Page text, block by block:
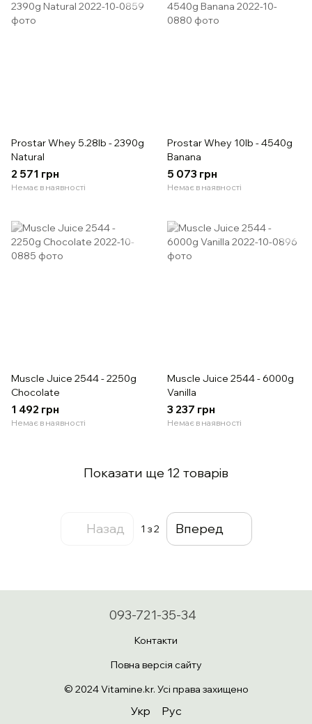
Prostar Whey 5.28lb - 2390g
Natural
2 571 грн
Немає в наявності
Prostar Whey 10lb - 4540g
Banana
5 073 грн
Немає в наявності
Muscle Juice 2544 - 2250g
Chocolate
1 492 грн
Немає в наявності
Muscle Juice 2544 - 6000g
Vanilla
3 237 грн
Немає в наявності
Показати ще 12 товарів
Назад 1 з 2 Вперед
093-721-35-34
Контакти
Повна версія сайту
© 2024 Vitamine.kr. Усі права захищено
Укр Рус